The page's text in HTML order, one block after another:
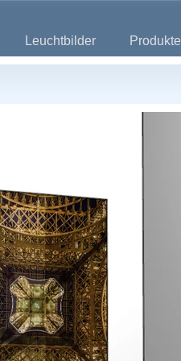
Leuchtbilder Produkte